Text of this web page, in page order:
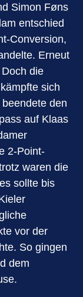
Simon Føns
entschied
Conversion,
Erneut
die
sich
den
auf Klaas
2-Point-
waren die
sollte bis
vor der
So gingen
dem